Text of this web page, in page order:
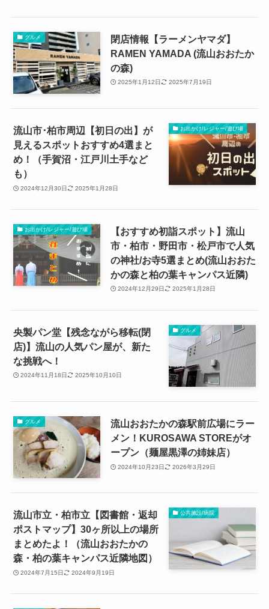
グルメ
閉店情報【ラーメンヤマダ】
RAMEN YAMADA (流山おおたか
の森)
2025年1月12日 2025年7月19日
お出かけ/レジャー/遊び場
流山市･柏市周辺【初日の出】が
見えるスポットおすすめ4選まと
め！（手賀沼・江戸川土手など
も）
2024年12月30日 2025年1月28日
お出かけ/レジャー/遊び場
【おすすめ初詣スポット】流山
市・柏市・野田市・松戸市で人気
の神社/お寺5選まとめ(流山おおた
かの森と柏の葉キャンパス近隣)
2024年12月29日 2025年1月28日
グルメ
央製パン堂【残念ながら移転(閉
店)】流山の人気パン屋が、新た
な挑戦へ！
2024年11月18日 2025年10月10日
グルメ
流山おおたかの森駅前広場にラー
メン！KUROSAWA STOREがオ
ープン（麺屋黒澤の姉妹店）
2024年10月23日 2026年3月29日
公共施設/病院
流山市立・柏市立【図書館・返却
ポストマップ】30ヶ所以上の場所
まとめたよ！（流山おおたかの
森・柏の葉キャンパス近隣地図）
2024年7月15日 2024年9月19日